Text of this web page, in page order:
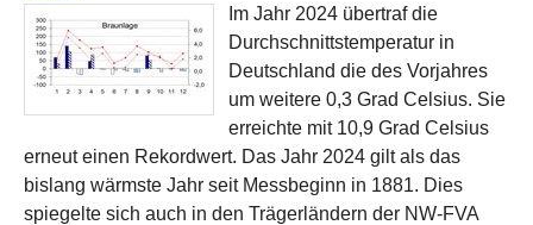
Im Jahr 2024 übertraf die
Durchschnittstemperatur in
Deutschland die des Vorjahres
um weitere 0,3 Grad Celsius. Sie
erreichte mit 10,9 Grad Celsius
erneut einen Rekordwert. Das Jahr 2024 gilt als das
bislang wärmste Jahr seit Messbeginn in 1881. Dies
spiegelte sich auch in den Trägerländern der NW-FVA